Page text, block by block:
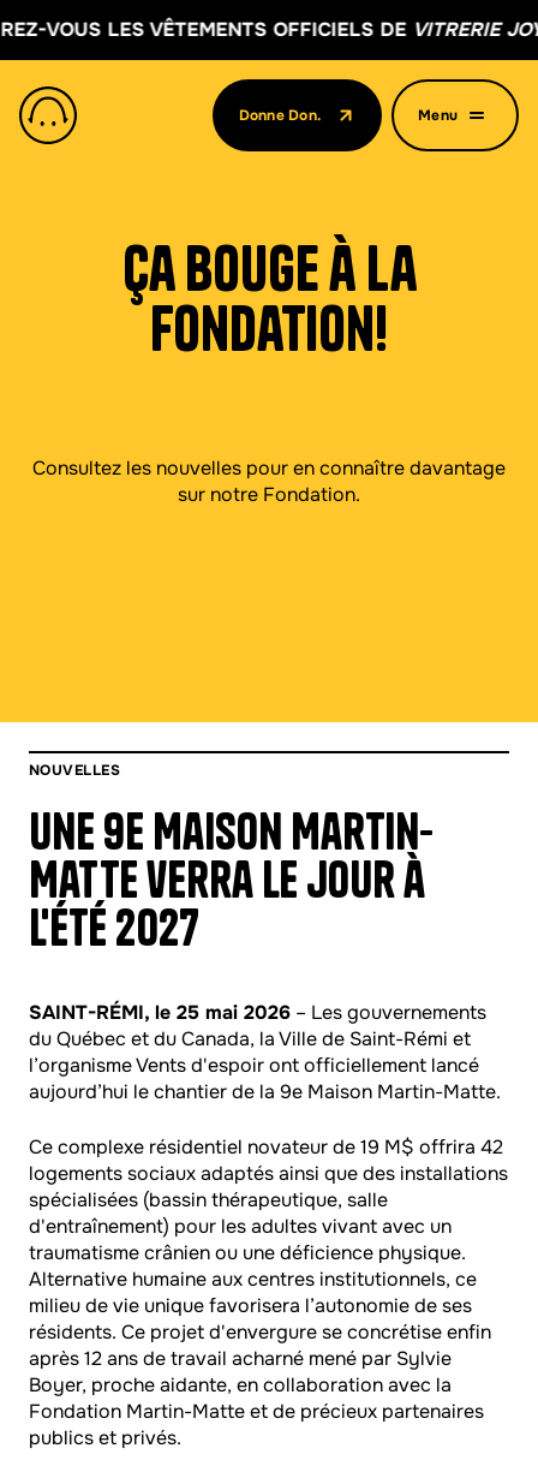
OFFICIELS DEVITRERIE JOYALICI !
Donne Don.
(Ouvre dans un nouvel onglet)
Menu
Ça bouge à la
Fondation!
Consultez les nouvelles pour en connaître davantage
sur notre Fondation.
NOUVELLES
Une 9e Maison Martin-
Matte verra le jour à
l'été 2027
SAINT-RÉMI, le 25 mai 2026 – Les gouvernements
du Québec et du Canada, la Ville de Saint-Rémi et
l’organisme Vents d'espoir ont officiellement lancé
aujourd’hui le chantier de la 9e Maison Martin-Matte.
Ce complexe résidentiel novateur de 19 M$ offrira 42
logements sociaux adaptés ainsi que des installations
spécialisées (bassin thérapeutique, salle
d'entraînement) pour les adultes vivant avec un
traumatisme crânien ou une déficience physique.
Alternative humaine aux centres institutionnels, ce
milieu de vie unique favorisera l’autonomie de ses
résidents. Ce projet d'envergure se concrétise enfin
après 12 ans de travail acharné mené par Sylvie
Boyer, proche aidante, en collaboration avec la
Fondation Martin-Matte et de précieux partenaires
publics et privés.